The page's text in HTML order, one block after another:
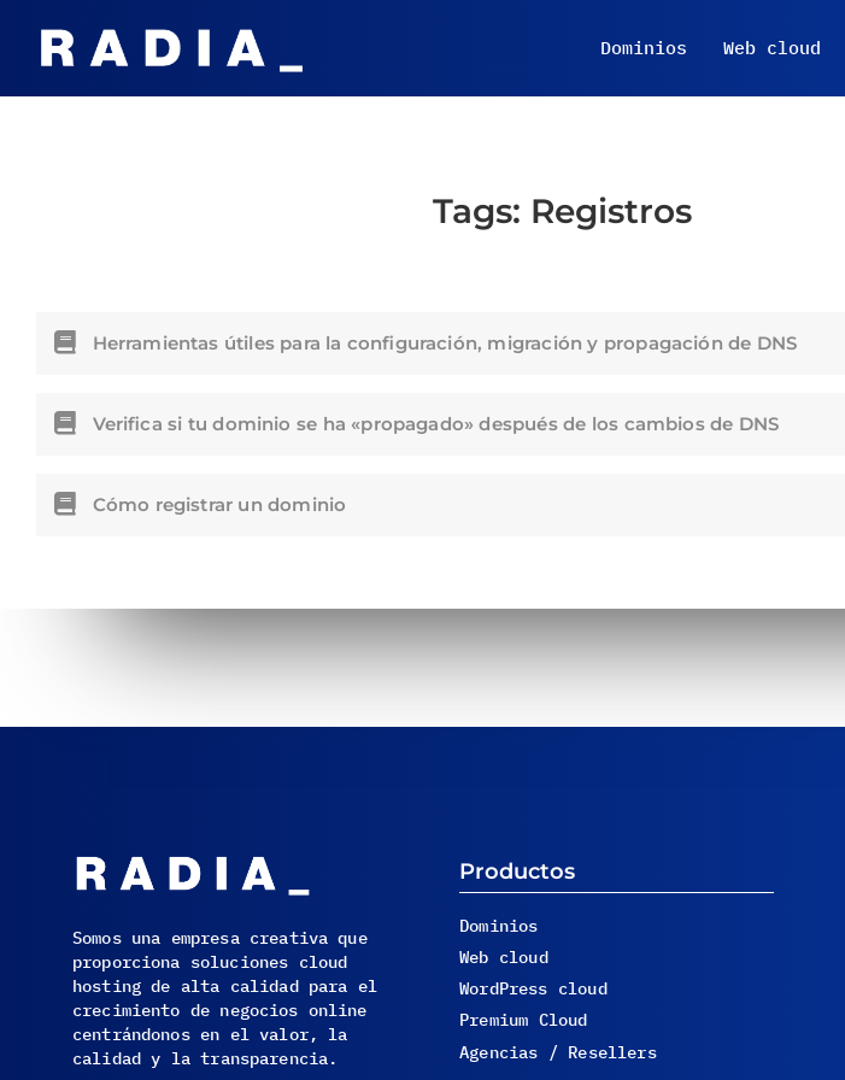
Dominios Web cloud
Tags: Registros
Herramientas útiles para la configuración, migración y propagación de DNS
Verifica si tu dominio se ha «propagado» después de los cambios de DNS
Cómo registrar un dominio
Somos una empresa creativa que
proporciona soluciones cloud
hosting de alta calidad para el
crecimiento de negocios online
centrándonos en el valor, la
calidad y la transparencia.
Productos
Dominios
Web cloud
WordPress cloud
Premium Cloud
Agencias / Resellers